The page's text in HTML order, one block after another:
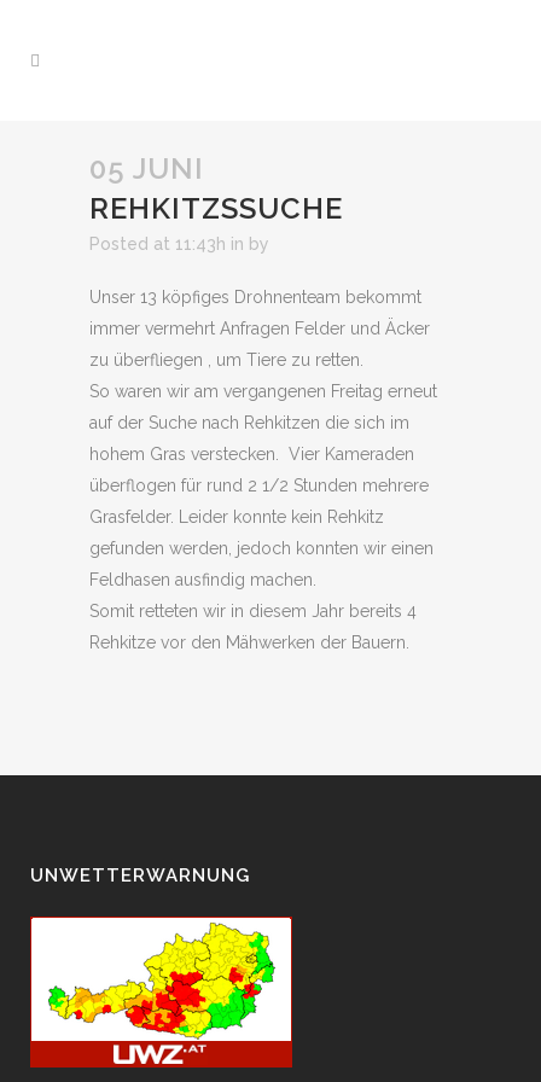
05 JUNI
REHKITZSSUCHE
Posted at 11:43h in by
Unser 13 köpfiges Drohnenteam bekommt
immer vermehrt Anfragen Felder und Äcker
zu überfliegen , um Tiere zu retten.
So waren wir am vergangenen Freitag erneut
auf der Suche nach Rehkitzen die sich im
hohem Gras verstecken. Vier Kameraden
überflogen für rund 2 1/2 Stunden mehrere
Grasfelder. Leider konnte kein Rehkitz
gefunden werden, jedoch konnten wir einen
Feldhasen ausfindig machen.
Somit retteten wir in diesem Jahr bereits 4
Rehkitze vor den Mähwerken der Bauern.
UNWETTERWARNUNG